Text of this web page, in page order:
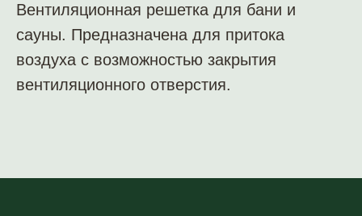
Вентиляционная решетка для бани и
сауны. Предназначена для притока
воздуха с возможностью закрытия
вентиляционного отверстия.